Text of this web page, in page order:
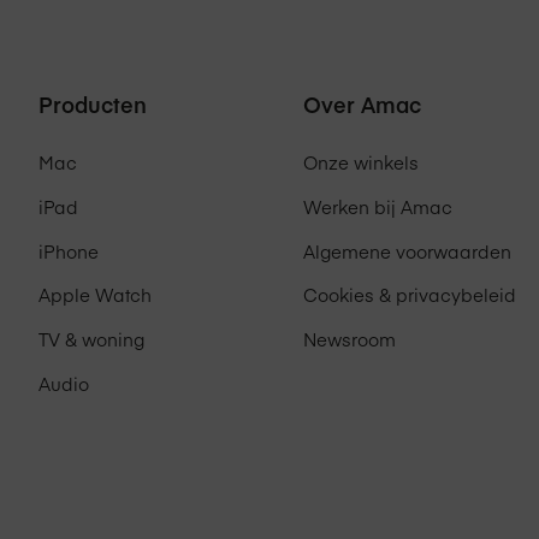
Producten
Mac
iPad
iPhone
Apple Watch
TV & woning
Audio
Over Amac
Onze winkels
Werken bij Amac
Algemene voorwaarden
Cookies & privacybeleid
Newsroom